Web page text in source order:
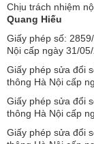
Chịu trách nhiệm
Quang Hiếu
Giấy phép số:
Nội cấp ngày 31/
Giấy phép sửa đổi
thông Hà Nội cấp
Giấy phép sửa đổi
thông Hà Nội cấp
Giấy phép sửa đổi